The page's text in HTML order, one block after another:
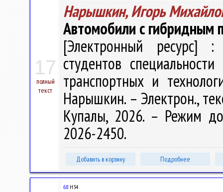
17
полный
текст
Нарышкин, Игорь
Автомобили с гибридным
[Электронный ресурс] :
студентов
транспортных и
Нарышкин. – Электрон.,
Купалы, 2026. – Режим
2026-2450.
Добавить в корзину Подробнее
68 Н34